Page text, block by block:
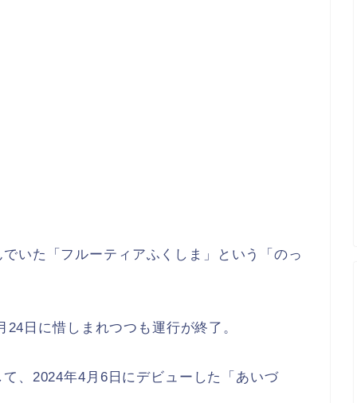
いた 「フルーティアふくしま」 という 「のっ
日に惜しまれつつも運行が終了。
、2024年4月6日にデビューした「あいづ